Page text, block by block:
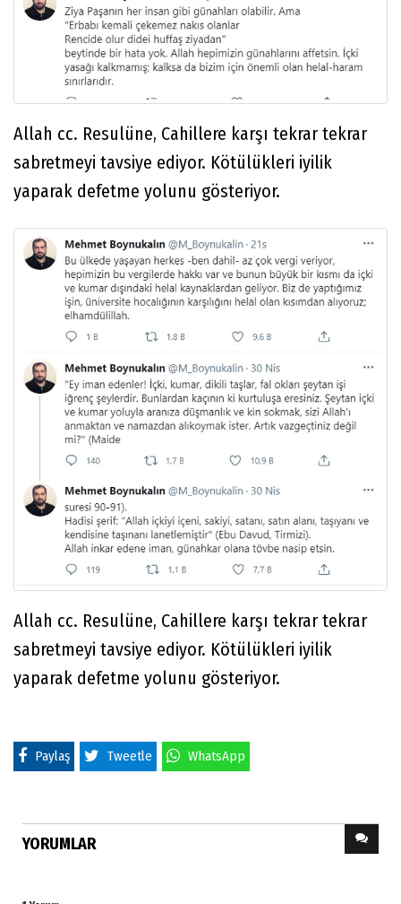
Allah cc. Resulüne, Cahillere karşı tekrar tekrar
sabretmeyi tavsiye ediyor. Kötülükleri iyilik
yaparak defetme yolunu gösteriyor.
Allah cc. Resulüne, Cahillere karşı tekrar tekrar
sabretmeyi tavsiye ediyor. Kötülükleri iyilik
yaparak defetme yolunu gösteriyor.
Paylaş Tweetle WhatsApp
YORUMLAR